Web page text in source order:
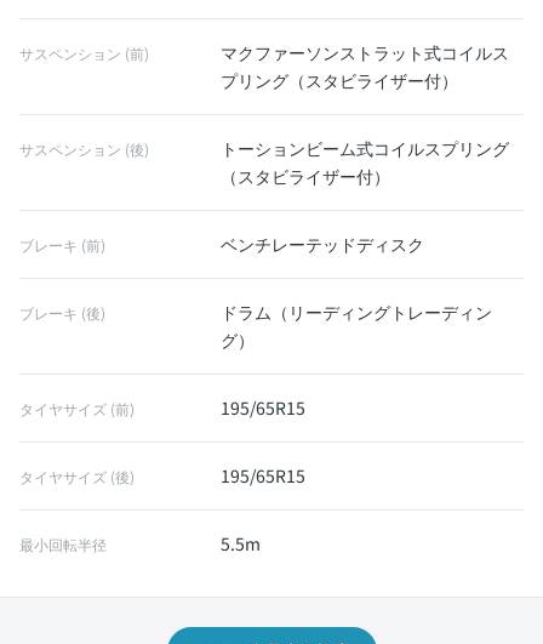
サスペンション (前)
マクファーソンストラット式コイルス
プリング（スタビライザー付）
サスペンション (後)
トーションビーム式コイルスプリング
（スタビライザー付）
ブレーキ (前) ベンチレーテッドディスク
ブレーキ (後)
ドラム（リーディングトレーディン
グ）
タイヤサイズ (前) 195/65R15
タイヤサイズ (後) 195/65R15
最小回転半径 5.5m